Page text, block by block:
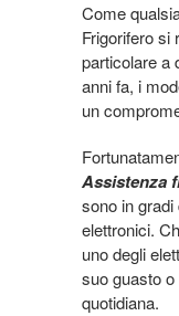
Come
Frigorifero si
particolare a
anni fa, i
un
Assistenza
sono in
elettronici.
uno degli
suo guasto
quotidiana.